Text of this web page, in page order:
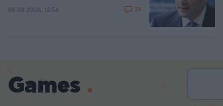
06.08.2026, 12:56 34
Games